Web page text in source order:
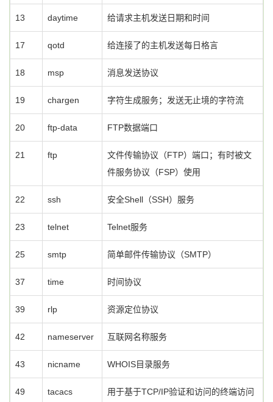
13 daytime 给请求主机发送日期和时间
17 qotd 给连接了的主机发送每日格言
18 msp 消息发送协议
19 chargen 字符生成服务；发送无止境的字符流
20 ftp-data FTP数据端口
21 ftp
文件传输协议（FTP）端口；有时被文
件服务协议（FSP）使用
22 ssh 安全Shell（SSH）服务
23 telnet Telnet服务
25 smtp 简单邮件传输协议（SMTP）
37 time 时间协议
39 rlp 资源定位协议
42 nameserver 互联网名称服务
43 nicname WHOIS目录服务
49 tacacs
用于基于TCP/IP验证和访问的终端访问